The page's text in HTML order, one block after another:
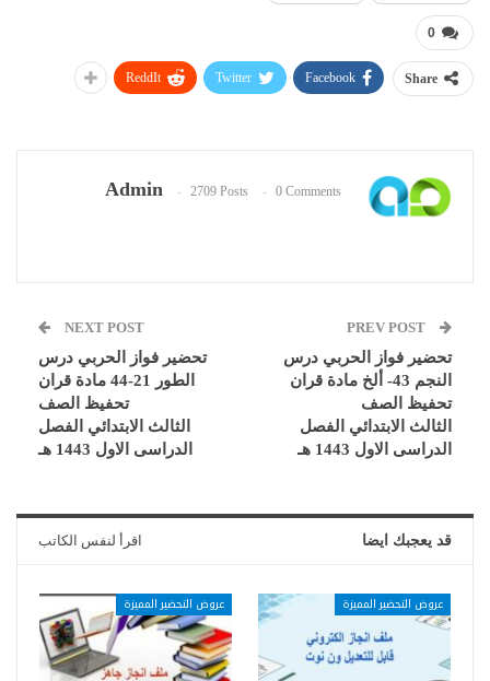
0
Share
Facebook
Twitter
ReddIt
Admin 2709 Posts 0 Comments
تحضير فواز الحربي درس
النجم 43- ألخ مادة قران
تحفيظ الصف
الثالث الابتدائي الفصل
الدراسى الاول 1443 هـ
NEXT POST
تحضير فواز الحربي درس
الطور 21-44 مادة قران
تحفيظ الصف
الثالث الابتدائي الفصل
الدراسى الاول 1443 هـ
قد يعجبك ايضا اقرأ لنفس الكاتب
عروض التحضير المميزة عروض التحضير المميزة